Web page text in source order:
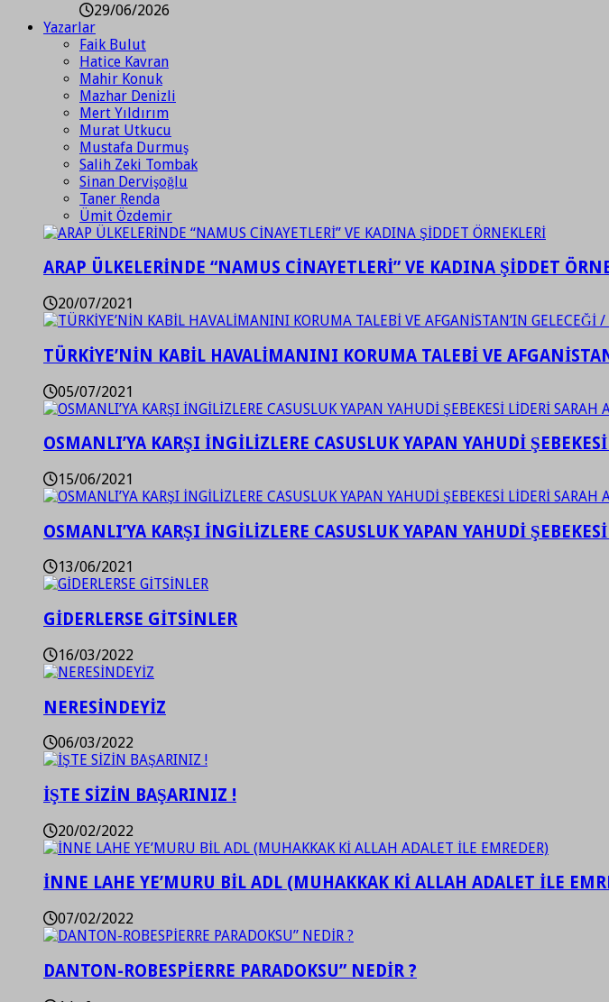
29/06/2026
Yazarlar
Faik Bulut
Hatice Kavran
Mahir Konuk
Mazhar Denizli
Mert Yıldırım
Murat Utkucu
Mustafa Durmuş
Salih Zeki Tombak
Sinan Dervişoğlu
Taner Renda
Ümit Özdemir
ARAP ÜLKELERİNDE “NAMUS CİNAYETLERİ” VE KADINA ŞİDDET
20/07/2021
TÜRKİYE’NİN KABİL HAVALİMANINI KORUMA TALEBİ VE
05/07/2021
OSMANLI’YA KARŞI İNGİLİZLERE CASUSLUK YAPAN YAHUDİ
15/06/2021
OSMANLI’YA KARŞI İNGİLİZLERE CASUSLUK YAPAN YAHUDİ
13/06/2021
GİDERLERSE GİTSİNLER
16/03/2022
NERESİNDEYİZ
06/03/2022
İŞTE SİZİN BAŞARINIZ !
20/02/2022
İNNE LAHE YE’MURU BİL ADL (MUHAKKAK Kİ ALLAH ADALET İLE
07/02/2022
DANTON-ROBESPİERRE PARADOKSU” NEDİR ?